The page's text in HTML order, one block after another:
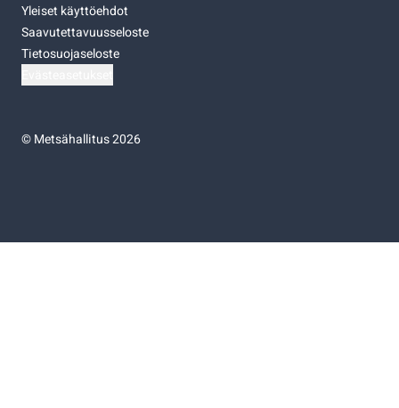
Yleiset käyttöehdot
Saavutettavuusseloste
Tietosuojaseloste
©Metsähallitus 2026